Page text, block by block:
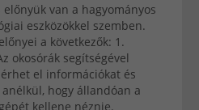
van a hagyományos
eszközökkel szemben.
a következők: 1.
okosórák segítségével
el információkat és
hogy állandóan a
kellene néznie.